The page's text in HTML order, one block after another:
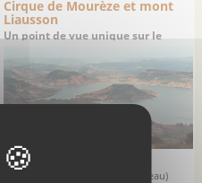
Cirque de Mourèze et mont
Liausson
Un point de vue unique sur le
(distance à vol d'oiseau)